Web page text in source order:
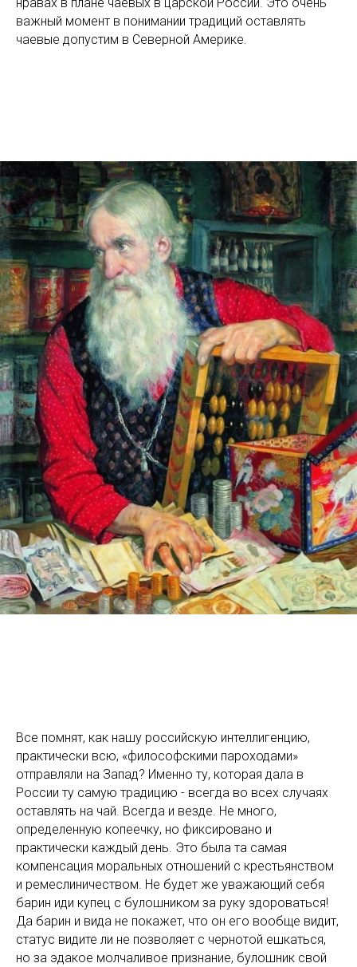
важный момент в понимании традиций оставлять
чаевые допустим в Северной Америке.
Все помнят, как нашу российскую интеллигенцию,
практически всю, «философскими пароходами»
отправляли на Запад? Именно ту, которая дала в
России ту самую традицию - всегда во всех случаях
оставлять на чай. Всегда и везде. Не много,
определенную копеечку, но фиксировано и
практически каждый день. Это была та самая
компенсация моральных отношений с крестьянством
и ремеслиничеством. Не будет же уважающий себя
барин иди купец с булошником за руку здороваться!
Да барин и вида не покажет, что он его вообще видит,
статус видите ли не позволяет с чернотой ешкаться,
но за эдакое молчаливое признание, булошник свой